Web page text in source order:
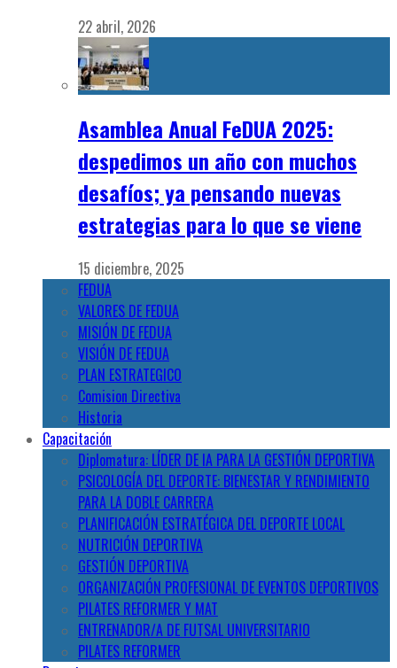
22 abril, 2026
Asamblea Anual FeDUA 2025:
despedimos un año con muchos
desafíos; ya pensando nuevas
estrategias para lo que se viene
15 diciembre, 2025
FEDUA
VALORES DE FEDUA
MISIÓN DE FEDUA
VISIÓN DE FEDUA
PLAN ESTRATEGICO
Comision Directiva
Historia
Capacitación
Diplomatura: LÍDER DE IA PARA LA GESTIÓN DEPORTIVA
PSICOLOGÍA DEL DEPORTE: BIENESTAR Y RENDIMIENTO
PARA LA DOBLE CARRERA
PLANIFICACIÓN ESTRATÉGICA DEL DEPORTE LOCAL
NUTRICIÓN DEPORTIVA
GESTIÓN DEPORTIVA
ORGANIZACIÓN PROFESIONAL DE EVENTOS DEPORTIVOS
PILATES REFORMER Y MAT
ENTRENADOR/A DE FUTSAL UNIVERSITARIO
PILATES REFORMER